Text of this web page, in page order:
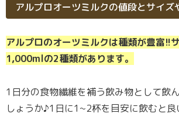
アルプロオーツミルクの値段とサイズ
アルプロのオーツミルクは種類が豊富!!
1,000mlの2種類があります。
1日分の食物繊維を補う飲み物として飲
しょうか♪1日に1~2杯を目安に飲むと良